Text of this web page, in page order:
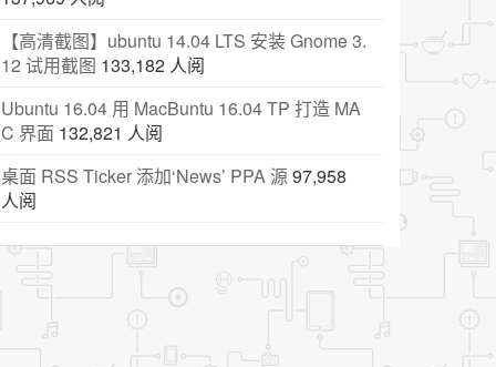
【高清截图】ubuntu 14.04 LTS 安装 Gnome 3.
12 试用截图 133,182 人阅
Ubuntu 16.04 用 MacBuntu 16.04 TP 打造 MA
C 界面 132,821 人阅
桌面 RSS Ticker 添加‘News’ PPA 源97,958
人阅